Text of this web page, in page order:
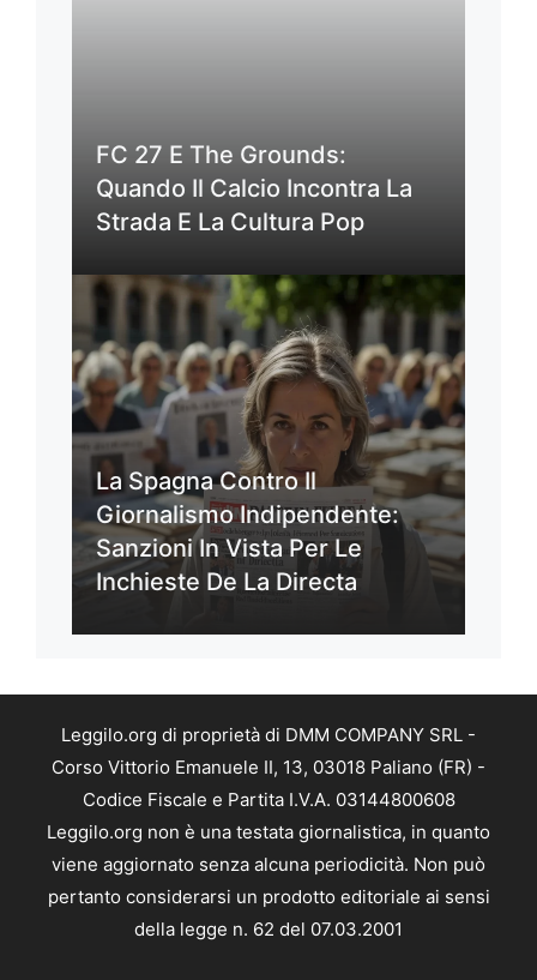
FC 27 E The Grounds:
Quando Il Calcio Incontra La
Strada E La Cultura Pop
La Spagna Contro Il
Giornalismo Indipendente:
Sanzioni In Vista Per Le
Inchieste De La Directa
Leggilo.org di proprietà di DMM COMPANY SRL -
Corso Vittorio Emanuele II, 13, 03018 Paliano (FR) -
Codice Fiscale e Partita I.V.A. 03144800608
Leggilo.org non è una testata giornalistica, in quanto
viene aggiornato senza alcuna periodicità. Non può
pertanto considerarsi un prodotto editoriale ai sensi
della legge n. 62 del 07.03.2001